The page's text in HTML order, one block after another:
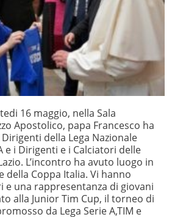
16 maggio, nella Sala
Apostolico, papa Francesco ha
della Lega Nazionale
e i Dirigenti e i Calciatori delle
L’incontro ha avuto luogo in
della Coppa Italia. Vi hanno
una rappresentanza di giovani
alla Junior Tim Cup, il torneo di
da Lega Serie A,TIM e